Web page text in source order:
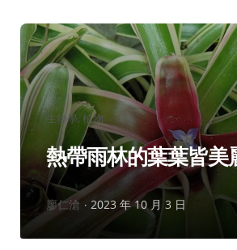
分
類：
生物學 植物
熱帶雨林的葉葉皆美
作
者：
廖仁滄 2023 年 10 月 3 日